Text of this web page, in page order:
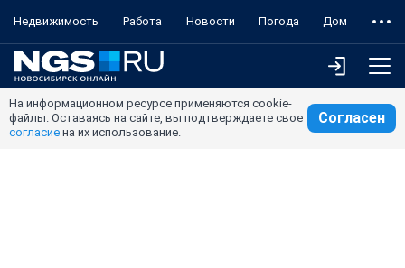
Недвижимость Работа Новости Погода Дом
На информационном ресурсе применяются cookie-
файлы. Оставаясь на сайте, вы подтверждаете свое
согласие на их использование.
Согласен